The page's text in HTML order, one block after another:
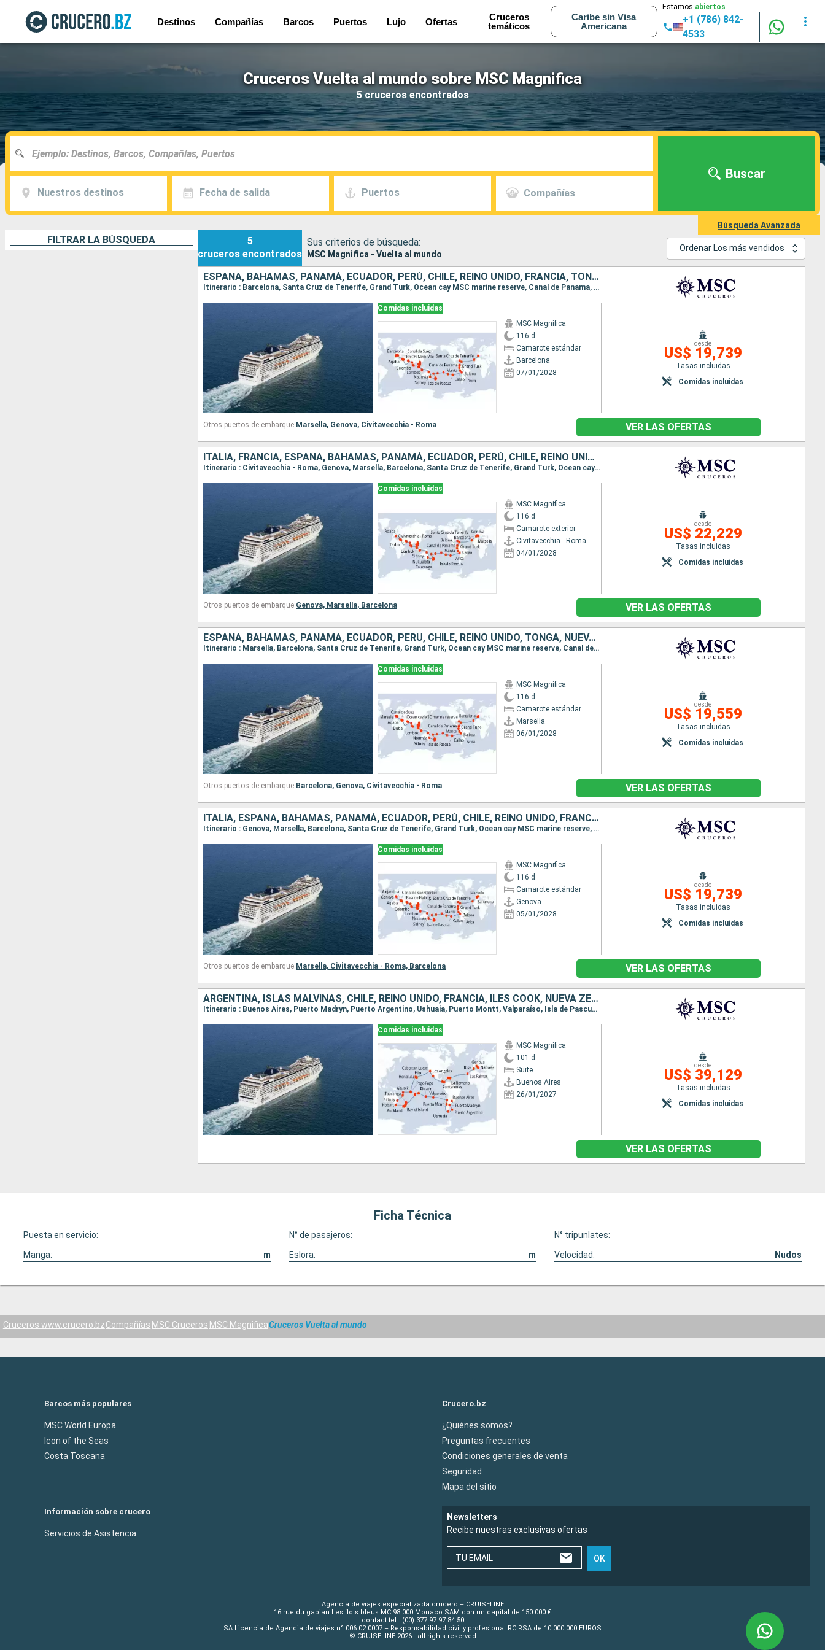
Destinos Compañías Barcos Puertos Lujo Ofertas
Cruceros
temáticos
Caribe sin Visa
Americana
Estamos abiertos
+1 (786) 842-
4533
Cruceros Vuelta al mundo sobre MSC Magnifica
5 cruceros encontrados
Nuestros destinos Fecha de salida Puertos Compañías
Buscar
Búsqueda Avanzada
FILTRAR LA BÚSQUEDA
5
cruceros encontrados
Sus criterios de búsqueda:
MSC Magnifica - Vuelta al mundo
Ordenar Los más vendidos
ESPAÑA, BAHAMAS, PANAMÁ, ECUADOR, PERÚ, CHILE, REINO UNIDO, FRANCIA, TONGA, NUEVA CALEDONIA, NUEVA ZELANDA, AUSTRALIA, INDONESIA, VIETNAM, TAILANDIA, CAMBOYA, SINGAPUR, MALASIA, SRI LANKA, INDIA, EMIR
Itinerario : Barcelona, Santa Cruz de Tenerife, Grand Turk, Ocean cay MSC marine reserve, Canal de Panama, Canal panama (Enter), Balboa, Manta, Callao, Arica, Isla de Pascua, Pitcairn, Papeete, Nukualofa, Nouméa, Auckland, Tauranga, Napier, Picton, Wellington, Sidney, Cairns, Lombok, Benoa, Ho Chi Minh-Ville, Baia de Halong, Chan May, Laem Chabang, Sihanoukville, Singapur, Port Kelang, Colombo, Cochin, Bombay, Dubai, Muscat, Aqaba, Canal de suez (sortie), Canal de Suez, Alejandria, Civitavecchia - Roma, Genova, Marsella, Barcelona
Comidas incluidas
MSC Magnifica
116 d
Camarote estándar
Barcelona
07/01/2028
desde
US$ 19,739
Tasas incluidas
Comidas incluidas
Otros puertos de embarque: Marsella, Genova, Civitavecchia - Roma VER LAS OFERTAS
ITALIA, FRANCIA, ESPAÑA, BAHAMAS, PANAMÁ, ECUADOR, PERÚ, CHILE, REINO UNIDO, TONGA, NUEVA CALEDONIA, NUEVA ZELANDA, AUSTRALIA, INDONESIA, VIETNAM, TAILANDIA, CAMBOYA, SINGAPUR, MALASIA, SRI LANKA, IND
Itinerario : Civitavecchia - Roma, Genova, Marsella, Barcelona, Santa Cruz de Tenerife, Grand Turk, Ocean cay MSC marine reserve, Canal de Panama, Canal panama (Enter), Balboa, Manta, Callao, Arica, Isla de Pascua, Pitcairn, Papeete, Nukualofa, Nouméa, Auckland, Tauranga, Napier, Picton, Wellington, Sidney, Cairns, Lombok, Benoa, Ho Chi Minh-Ville, Baia de Halong, Chan May, Laem Chabang, Sihanoukville, Singapur, Port Kelang, Colombo, Cochin, Bombay, Dubai, Muscat, Aqaba, Canal de suez (sortie), Canal de Suez, Alejandria, Civitavecchia - Roma
Comidas incluidas
MSC Magnifica
116 d
Camarote exterior
Civitavecchia - Roma
04/01/2028
desde
US$ 22,229
Tasas incluidas
Comidas incluidas
Otros puertos de embarque:Genova, Marsella, Barcelona VER LAS OFERTAS
ESPAÑA, BAHAMAS, PANAMÁ, ECUADOR, PERÚ, CHILE, REINO UNIDO, TONGA, NUEVA CALEDONIA, NUEVA ZELANDA, AUSTRALIA, INDONESIA, VIETNAM, TAILANDIA, CAMBOYA, SINGAPUR, MALASIA, SRI LANKA, INDIA, EMIRATOS ÁRAB
Itinerario : Marsella, Barcelona, Santa Cruz de Tenerife, Grand Turk, Ocean cay MSC marine reserve, Canal de Panama, Canal panama (Enter), Balboa, Manta, Callao, Arica, Isla de Pascua, Pitcairn, Papeete, Nukualofa, Nouméa, Auckland, Tauranga, Napier, Picton, Wellington, Sidney, Cairns, Lombok, Benoa, Ho Chi Minh-Ville, Baia de Halong, Chan May, Laem Chabang, Sihanoukville, Singapur, Port Kelang, Colombo, Cochin, Bombay, Dubai, Muscat, Aqaba, Canal de suez (sortie), Canal de Suez, Alejandria, Civitavecchia - Roma, Genova, Marsella
Comidas incluidas
MSC Magnifica
116 d
Camarote estándar
Marsella
06/01/2028
desde
US$ 19,559
Tasas incluidas
Comidas incluidas
Otros puertos de embarque: Barcelona, Genova, Civitavecchia - Roma VER LAS OFERTAS
ITALIA, ESPAÑA, BAHAMAS, PANAMÁ, ECUADOR, PERÚ, CHILE, REINO UNIDO, FRANCIA, TONGA, NUEVA CALEDONIA, NUEVA ZELANDA, AUSTRALIA, INDONESIA, VIETNAM, TAILANDIA, CAMBOYA, SINGAPUR, MALASIA, SRI LANKA, IND
Itinerario : Genova, Marsella, Barcelona, Santa Cruz de Tenerife, Grand Turk, Ocean cay MSC marine reserve, Canal de Panama, Canal panama (Enter), Balboa, Manta, Callao, Arica, Isla de Pascua, Pitcairn, Papeete, Nukualofa, Nouméa, Auckland, Tauranga, Napier, Picton, Wellington, Sidney, Cairns, Lombok, Benoa, Ho Chi Minh-Ville, Baia de Halong, Chan May, Laem Chabang, Sihanoukville, Singapur, Port Kelang, Colombo, Cochin, Bombay, Dubai, Muscat, Aqaba, Canal de suez (sortie), Canal de Suez, Alejandria, Civitavecchia - Roma, Genova
Comidas incluidas
MSC Magnifica
116 d
Camarote estándar
Genova
05/01/2028
desde
US$ 19,739
Tasas incluidas
Comidas incluidas
Otros puertos de embarque: Marsella, Civitavecchia - Roma, Barcelona VER LAS OFERTAS
ARGENTINA, ISLAS MALVINAS, CHILE, REINO UNIDO, FRANCIA, ILES COOK, NUEVA ZELANDA, AUSTRALIA, NUEVA CALEDONIA, VANUATU, SAMOA, ESTADOS UNIDOS, MÉXICO, COSTA RICA, PANAMÁ, REPÚBLICA DOMINICANA, SAN MART
Itinerario : Buenos Aires, Puerto Madryn, Puerto Argentino, Ushuaia, Puerto Montt, Valparaíso, Isla de Pascua, Pitcairn, Papeete, Moorea, Aitutaki, Rarotonga, Bay of Island, Auckland, Tauranga, Christchurch, Dunedin, Milford sound, Hobart, Sidney, Nouméa, Luganville, Pago Pago, Apia, Honolulu, Hilo, Los Angeles, Cabo san Lucas, Puntarenas, Balboa, Canal panama (Enter), Canal de Panama, La Romana, Road Town, Philipsburg, Las Palmas, Ibiza, Nápoles, Civitavecchia - Roma, Genova
Comidas incluidas
MSC Magnifica
101 d
Suite
Buenos Aires
26/01/2027
desde
US$ 39,129
Tasas incluidas
Comidas incluidas
VER LAS OFERTAS
Ficha Técnica
Puesta en servicio: N° de pasajeros:
N° tripunlates:
Manga:
m Eslora: m Velocidad: Nudos
Cruceros www.crucero.bzCompañías MSC Cruceros MSC MagnificaCruceros Vuelta al mundo
Barcos más populares
MSC World Europa
Icon of the Seas
Costa Toscana
Crucero.bz
¿Quiénes somos?
Preguntas frecuentes
Condiciones generales de venta
Seguridad
Mapa del sitio
Información sobre crucero
Servicios de Asistencia
Newsletters
Recibe nuestras exclusivas ofertas
TU EMAIL OK
Agencia de viajes especializada crucero – CRUISELINE
16 rue du gabian Les flots bleus MC 98 000 Monaco SAM con un capital de 150 000 €
contact tel : (00) 377 97 97 84 50
SA.Licencia de Agencia de viajes n° 006 02 0007 – Responsabilidad civil y profesional RC RSA de 10 000 000 EUROS
© CRUISELINE 2026 - all rights reserved